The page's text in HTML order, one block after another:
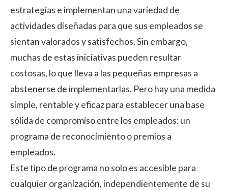
estrategias e implementan una variedad de
actividades diseñadas para que sus empleados se
sientan valorados y satisfechos. Sin embargo,
muchas de estas iniciativas pueden resultar
costosas, lo que lleva a las pequeñas empresas a
abstenerse de implementarlas. Pero hay una medida
simple, rentable y eficaz para establecer una base
sólida de compromiso entre los empleados: un
programa de reconocimiento o premios a
empleados.
Este tipo de programa no solo es accesible para
cualquier organización, independientemente de su